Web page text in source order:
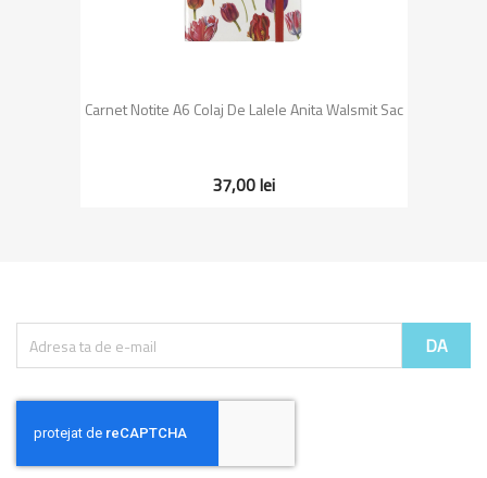
Carnet Notite A6 Colaj De Lalele Anita Walsmit Sac
37,00 lei